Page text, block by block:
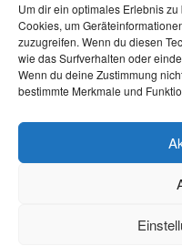
Um dir ein optimales Erlebnis
Cookies, um
zuzugreifen. Wenn du diesen
wie das Surfverhalten oder
Wenn du deine Zustimmung
bestimmte Merkmale und
Impressum
Cookie-Richtlinie (EU)